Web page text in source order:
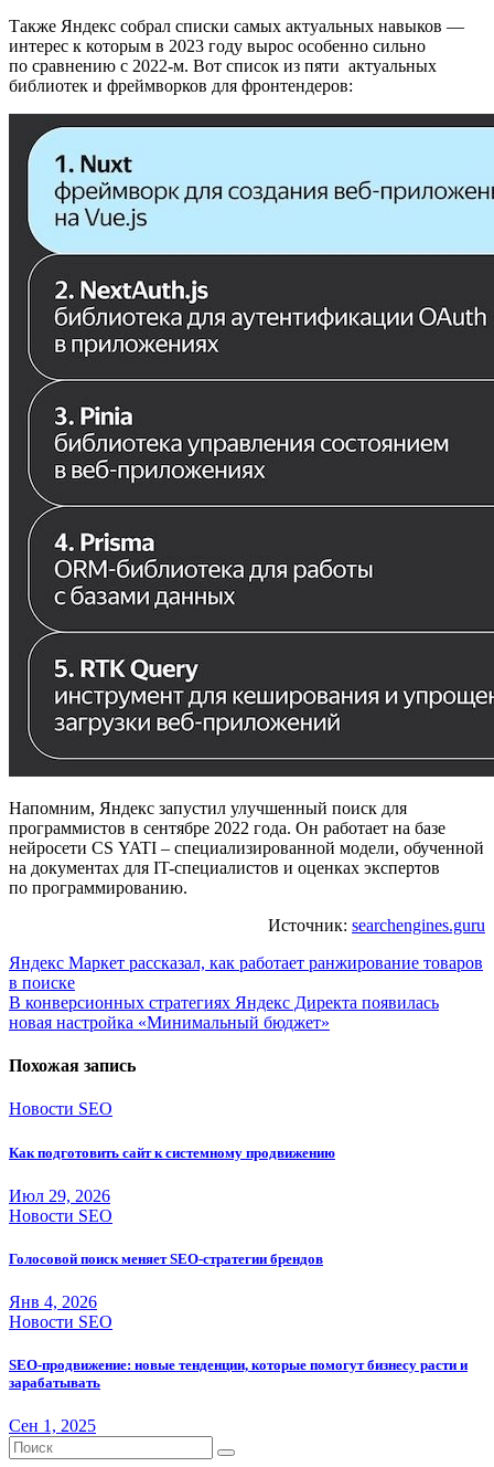
Также Яндекс собрал списки самых актуальных навыков —
интерес к которым в 2023 году вырос особенно сильно
по сравнению с 2022-м. Вот список из пяти актуальных
библиотек и фреймворков для фронтендеров:
Напомним, Яндекс запустил улучшенный поиск для
программистов в сентябре 2022 года. Он работает на базе
нейросети CS YATI – специализированной модели, обученной
на документах для IT-специалистов и оценках экспертов
по программированию.
Источник: searchengines.guru
Навигация
по
записям
Яндекс Маркет рассказал, как работает ранжирование товаров
в поиске
В конверсионных стратегиях Яндекс Директа появилась
новая настройка «Минимальный бюджет»
Похожая запись
Новости SEO
Как подготовить сайт к системному продвижению
Июл 29, 2026
Новости SEO
Голосовой поиск меняет SEO-стратегии брендов
Янв 4, 2026
Новости SEO
SEO-продвижение: новые тенденции, которые помогут бизнесу расти и
зарабатывать
Сен 1, 2025